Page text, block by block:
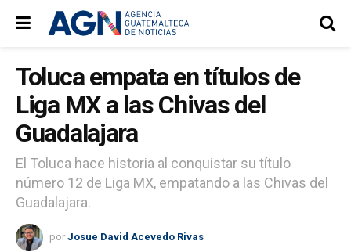
Toluca empata en títulos de
Liga MX a las Chivas del
Guadalajara
El Toluca hace historia al conquistar su título
número 12 de Liga MX, empatando a las Chivas del
Guadalajara.
por Josue David Acevedo Rivas